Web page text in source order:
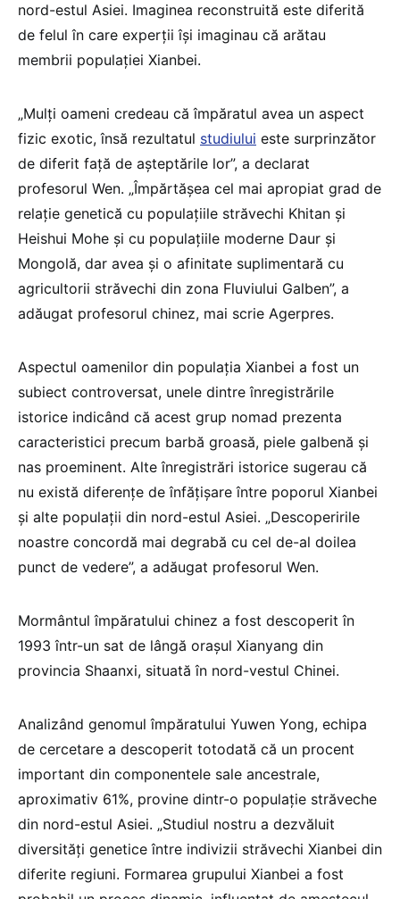
nord-estul Asiei. Imaginea reconstruită este diferită
de felul în care experţii îşi imaginau că arătau
membrii populaţiei Xianbei.
„Mulţi oameni credeau că împăratul avea un aspect
fizic exotic, însă rezultatul studiului este surprinzător
de diferit faţă de aşteptările lor”, a declarat
profesorul Wen. „Împărtăşea cel mai apropiat grad de
relaţie genetică cu populaţiile străvechi Khitan şi
Heishui Mohe şi cu populaţiile moderne Daur şi
Mongolă, dar avea şi o afinitate suplimentară cu
agricultorii străvechi din zona Fluviului Galben”, a
adăugat profesorul chinez, mai scrie Agerpres.
Aspectul oamenilor din populaţia Xianbei a fost un
subiect controversat, unele dintre înregistrările
istorice indicând că acest grup nomad prezenta
caracteristici precum barbă groasă, piele galbenă şi
nas proeminent. Alte înregistrări istorice sugerau că
nu există diferenţe de înfăţişare între poporul Xianbei
şi alte populaţii din nord-estul Asiei. „Descoperirile
noastre concordă mai degrabă cu cel de-al doilea
punct de vedere”, a adăugat profesorul Wen.
Mormântul împăratului chinez a fost descoperit în
1993 într-un sat de lângă oraşul Xianyang din
provincia Shaanxi, situată în nord-vestul Chinei.
Analizând genomul împăratului Yuwen Yong, echipa
de cercetare a descoperit totodată că un procent
important din componentele sale ancestrale,
aproximativ 61%, provine dintr-o populaţie străveche
din nord-estul Asiei. „Studiul nostru a dezvăluit
diversităţi genetice între indivizii străvechi Xianbei din
diferite regiuni. Formarea grupului Xianbei a fost